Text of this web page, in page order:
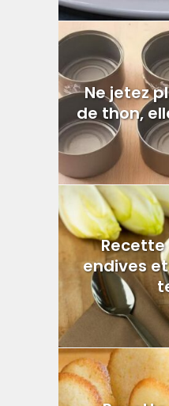
Ne jetez
de thon,
Recette
endives